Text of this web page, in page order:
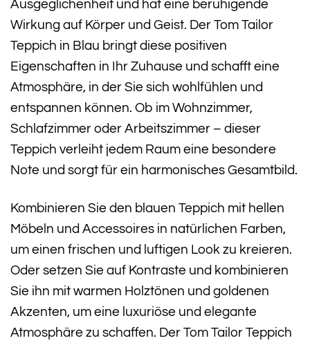
Ausgeglichenheit und hat eine beruhigende
Wirkung auf Körper und Geist. Der Tom Tailor
Teppich in Blau bringt diese positiven
Eigenschaften in Ihr Zuhause und schafft eine
Atmosphäre, in der Sie sich wohlfühlen und
entspannen können. Ob im Wohnzimmer,
Schlafzimmer oder Arbeitszimmer – dieser
Teppich verleiht jedem Raum eine besondere
Note und sorgt für ein harmonisches Gesamtbild.
Kombinieren Sie den blauen Teppich mit hellen
Möbeln und Accessoires in natürlichen Farben,
um einen frischen und luftigen Look zu kreieren.
Oder setzen Sie auf Kontraste und kombinieren
Sie ihn mit warmen Holztönen und goldenen
Akzenten, um eine luxuriöse und elegante
Atmosphäre zu schaffen. Der Tom Tailor Teppich